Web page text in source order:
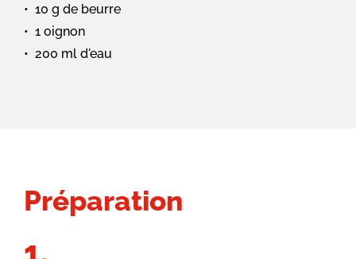
10 g de beurre
1 oignon
200 ml d'eau
Préparation